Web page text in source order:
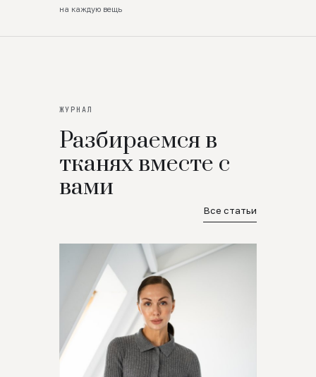
на каждую вещь
ЖУРНАЛ
Разбираемся в
тканях вместе с
вами
Все статьи